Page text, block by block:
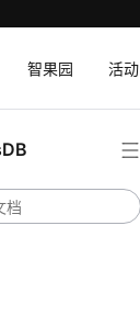
智果园 活动